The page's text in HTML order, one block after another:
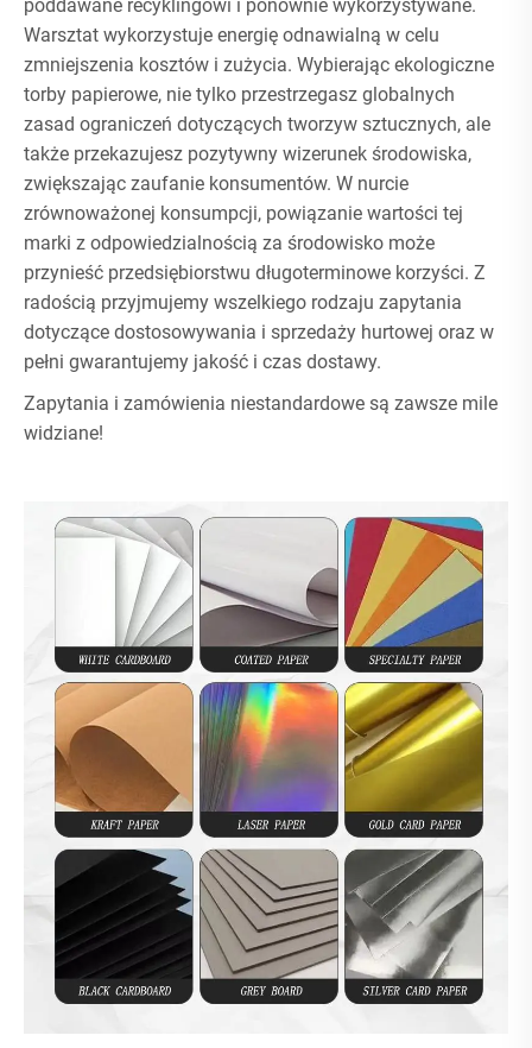
poddawane recyklingowi i ponownie wykorzystywane.
Warsztat wykorzystuje energię odnawialną w celu
zmniejszenia kosztów i zużycia. Wybierając ekologiczne
torby papierowe, nie tylko przestrzegasz globalnych
zasad ograniczeń dotyczących tworzyw sztucznych, ale
także przekazujesz pozytywny wizerunek środowiska,
zwiększając zaufanie konsumentów. W nurcie
zrównoważonej konsumpcji, powiązanie wartości tej
marki z odpowiedzialnością za środowisko może
przynieść przedsiębiorstwu długoterminowe korzyści. Z
radością przyjmujemy wszelkiego rodzaju zapytania
dotyczące dostosowywania i sprzedaży hurtowej oraz w
pełni gwarantujemy jakość i czas dostawy.
Zapytania i zamówienia niestandardowe są zawsze mile
widziane!